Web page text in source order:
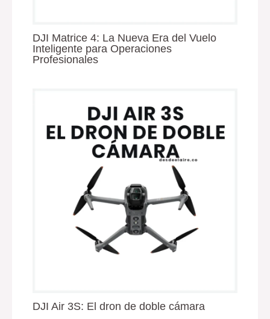
DJI Matrice 4: La Nueva Era del Vuelo
Inteligente para Operaciones
Profesionales
DJI Air 3S: El dron de doble cámara